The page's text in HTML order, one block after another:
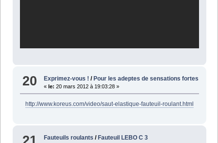
20 Exprimez-vous ! /Pour les adeptes de sensations fortes
«le: 20 mars 2012 à 19:03:28 »
http://www.koreus.com/video/saut-elastique-fauteuil-roulant.html
Fauteuils roulants / Fauteuil LEBO C 3